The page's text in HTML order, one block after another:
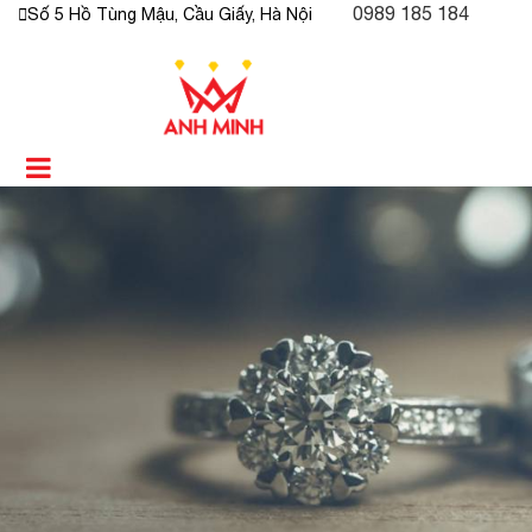
Số 5 Hồ Tùng Mậu, Cầu Giấy, Hà Nội 0989 185 184